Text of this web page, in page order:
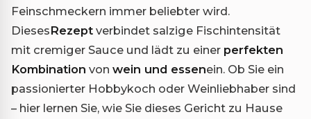
Feinschmeckern immer beliebter wird.
DiesesRezept verbindet salzige Fischintensität
mit cremiger Sauce und lädt zu einer perfekten
Kombination von wein und essenein. Ob Sie ein
passionierter Hobbykoch oder Weinliebhaber sind
– hier lernen Sie, wie Sie dieses Gericht zu Hause